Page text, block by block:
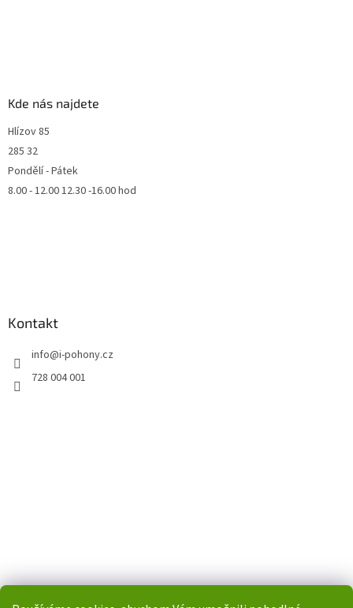
Kde nás najdete
Hlízov 85
285 32
Pondělí - Pátek
8.00 - 12.00 12.30 -16.00 hod
Kontakt
info@i-pohony.cz
728 004 001